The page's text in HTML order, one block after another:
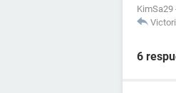
KimSa29
6